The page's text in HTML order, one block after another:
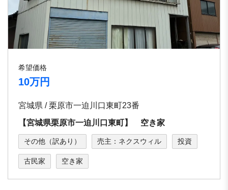
希望価格
10万円
宮城県 / 栗原市一迫川口東町23番
【宮城県栗原市一迫川口東町】 空き家
その他（訳あり） 売主：ネクスウィル 投資
古民家 空き家